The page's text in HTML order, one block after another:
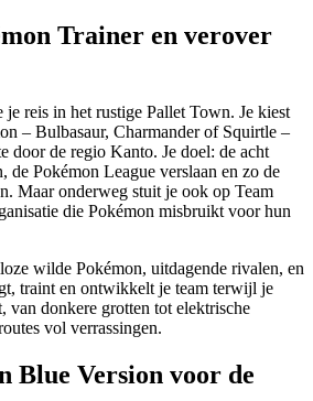
Trainer en verover
reis in het rustige Pallet Town. Je kiest
– Bulbasaur, Charmander of Squirtle –
door de regio Kanto. Je doel: de acht
de Pokémon League verslaan en zo de
Maar onderweg stuit je ook op Team
die Pokémon misbruikt voor hun
wilde Pokémon, uitdagende rivalen, en
traint en ontwikkelt je team terwijl je
van donkere grotten tot elektrische
vol verrassingen.
Blue Version voor de